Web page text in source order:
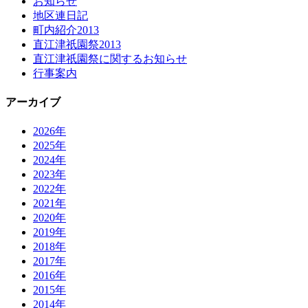
地区連日記
町内紹介2013
直江津祇園祭2013
直江津祇園祭に関するお知らせ
行事案内
アーカイブ
2026年
2025年
2024年
2023年
2022年
2021年
2020年
2019年
2018年
2017年
2016年
2015年
2014年